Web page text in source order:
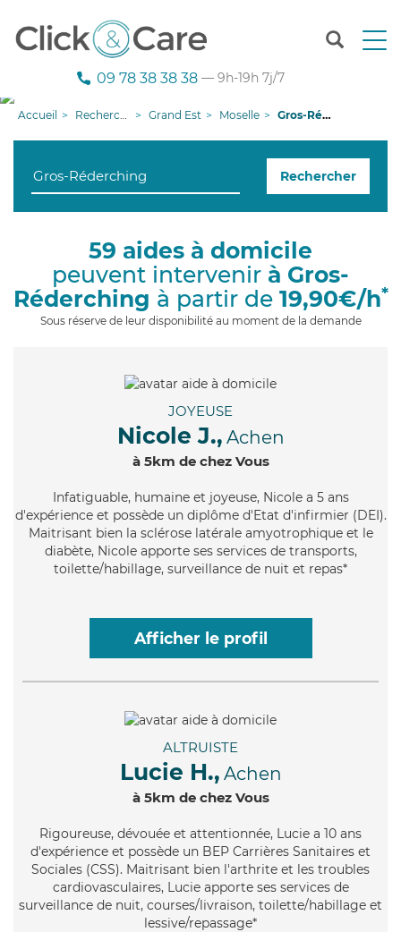
T
n
g
o
n
09 78 38 38 38 — 9h-19h 7j/7
Accueil Recherche aide à domicile Grand Est Moselle Gros-Réderching
Rechercher
59 aides à domicile
peuvent intervenir à Gros-
Réderching à partir de 19,90€/h*
Sous réserve de leur disponibilité au moment de la demande
JOYEUSE
Nicole J., Achen
à 5km de chez Vous
Infatiguable, humaine et joyeuse, Nicole a 5 ans
d'expérience et possède un diplôme d'Etat d'infirmier (DEI).
Maitrisant bien la sclérose latérale amyotrophique et le
diabète, Nicole apporte ses services de transports,
toilette/habillage, surveillance de nuit et repas*
Afficher le profil
ALTRUISTE
Lucie H., Achen
à 5km de chez Vous
Rigoureuse, dévouée et attentionnée, Lucie a 10 ans
d'expérience et possède un BEP Carrières Sanitaires et
Sociales (CSS). Maitrisant bien l'arthrite et les troubles
cardiovasculaires, Lucie apporte ses services de
surveillance de nuit, courses/livraison, toilette/habillage et
lessive/repassage*